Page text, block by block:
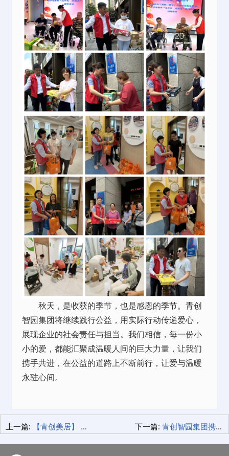
秋天，是收获的季节，也是感恩的季节。青创
智园集团将继续践行公益，用实际行动传递爱心，
展现企业的社会责任与担当。我们相信，每一份小
小的爱，都能汇聚成温暖人间的巨大力量，让我们
携手共进，在公益的道路上不断前行，让爱与温暖
永驻心间。
上一篇: 【青创美居】 盛大开业 礼献鹏城 耀世绽放！ 下一篇: 青创智园集团携手中国建设银行 共启【星光融智·青创商学】共绘企业发展新篇章